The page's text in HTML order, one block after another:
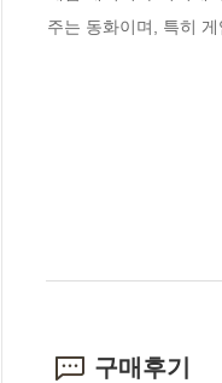
주는 동화이며, 특히
구매후기